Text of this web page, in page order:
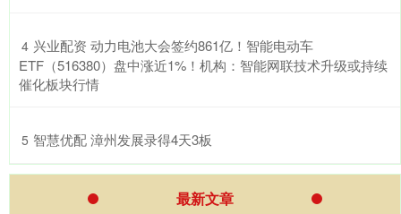
4 ​兴业配资 动力电池大会签约861亿！智能电动车
ETF（516380）盘中涨近1%！机构：智能网联技术升级或持续
催化板块行情
5 ​智慧优配 漳州发展录得4天3板
最新文章